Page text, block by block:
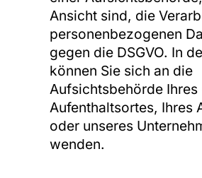
Ansicht sind, die
personenbezogenen
gegen die DSGVO. In
können Sie sich an die
Aufsichtsbehörde Ihres
Aufenthaltsortes, Ihres
oder unseres
wenden.